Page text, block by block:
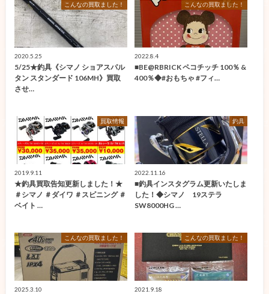
こんなの買取ました！
2020.5.25
5/25★釣具《シマノ ショアスパル
タン スタンダード 106MH》買取
させ…
こんなの買取ました！
2022.8.4
■BE@RBRICK ペコチッチ 100％ &
400％◆#おもちゃ #フィ…
買取情報
2019.9.11
★釣具買取告知更新しました！★
＃シマノ ＃ダイワ ＃スピニング ＃
ベイト …
釣具
2022.11.16
■釣具インスタグラム更新いたしま
した！◆シマノ 19ステラ
SW8000HG …
こんなの買取ました！
2025.3.10
こんなの買取ました！
2021.9.18